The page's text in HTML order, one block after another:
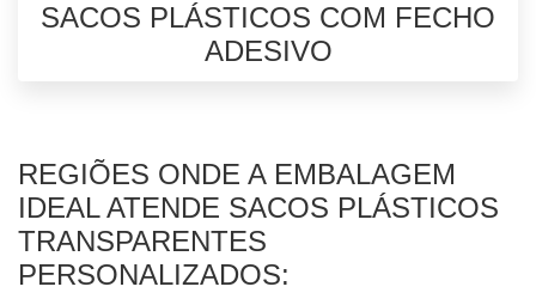
SACOS PLÁSTICOS COM FECHO
ADESIVO
REGIÕES ONDE A EMBALAGEM
IDEAL ATENDE SACOS PLÁSTICOS
TRANSPARENTES
PERSONALIZADOS: